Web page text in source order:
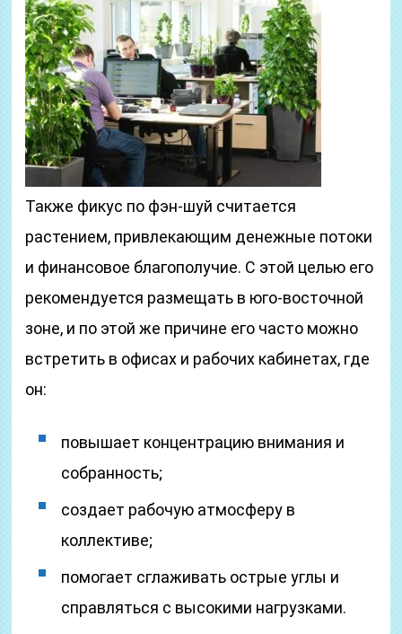
Также фикус по фэн-шуй считается
растением, привлекающим денежные потоки
и финансовое благополучие. С этой целью его
рекомендуется размещать в юго-восточной
зоне, и по этой же причине его часто можно
встретить в офисах и рабочих кабинетах, где
он:
повышает концентрацию внимания и
собранность;
создает рабочую атмосферу в
коллективе;
помогает сглаживать острые углы и
справляться с высокими нагрузками.